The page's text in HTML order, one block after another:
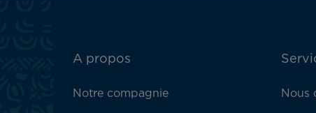
ATN:
menu
A propos
Notre compagnie Nous